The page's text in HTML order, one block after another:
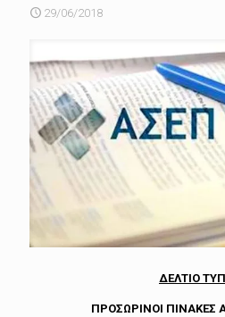
29/06/2018
ΔΕΛΤΙΟ
ΠΡΟΣΩΡΙΝΟΙ